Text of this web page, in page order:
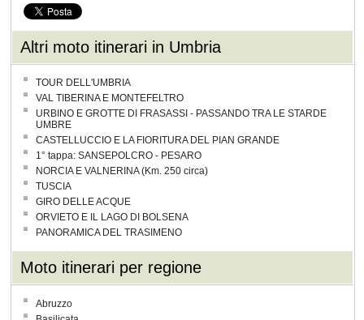
Altri moto itinerari in Umbria
TOUR DELL'UMBRIA
VAL TIBERINA E MONTEFELTRO
URBINO E GROTTE DI FRASASSI - PASSANDO TRA LE STARDE
UMBRE
CASTELLUCCIO E LA FIORITURA DEL PIAN GRANDE
1° tappa: SANSEPOLCRO - PESARO
NORCIA E VALNERINA (Km. 250 circa)
TUSCIA
GIRO DELLE ACQUE
ORVIETO E IL LAGO DI BOLSENA
PANORAMICA DEL TRASIMENO
Moto itinerari per regione
Abruzzo